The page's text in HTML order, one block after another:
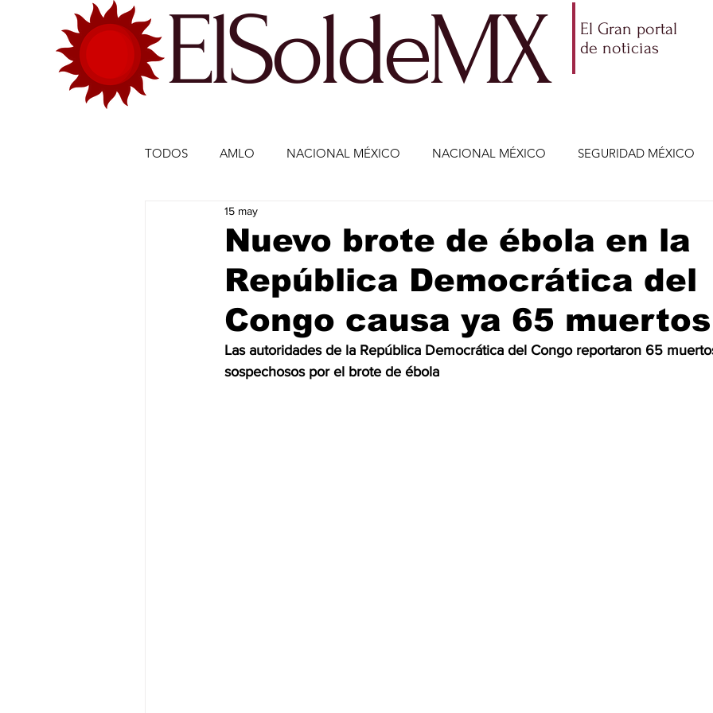
ElSoldeMX
El Gran portal
de noticias
TODOS AMLO NACIONAL MÉXICO NACIONAL MÉXICO SEGURIDAD MÉXICO
ECONOMÍA MÉXICO
DEPORTES DEPORTES CIENCIA Y TECNOLOGÍA ENTRETENIMIENTO VIDA
ESTADOS-POLÍTICA ENTRETENIMIENTO JALISCO-ENRIQUE ALFARO JALISCO-
Nuevo brote de ébola en la
República Democrática del
Congo causa ya 65 muertos
15 may
Las autoridades de la República Democrática del Congo reportaron 65
sospechosos por el brote de ébola